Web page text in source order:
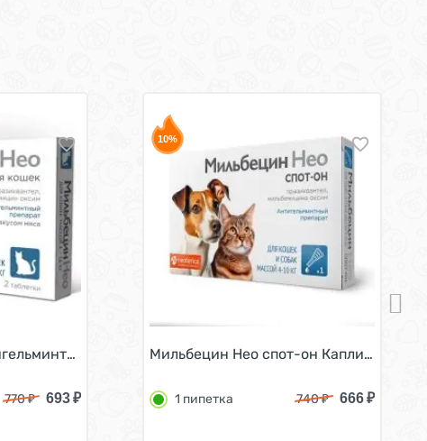
до 4 кг 1 пипетка
для кошек 4 - 16 кг 1 х 2 шт
770₽ 693₽
10%
Мильбецин Нео спот-он Капли
1 пипетка 740₽ 666₽